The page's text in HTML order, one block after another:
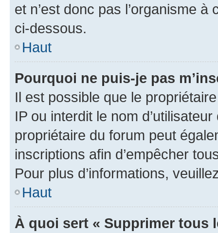
et n’est donc pas l’organisme
ci-dessous.
Haut
Pourquoi ne puis-je pas
Il est possible que le
IP ou interdit le nom
propriétaire du forum peut
inscriptions afin d’empêcher
Pour plus d’informations,
Haut
À quoi sert « Supprimer tous